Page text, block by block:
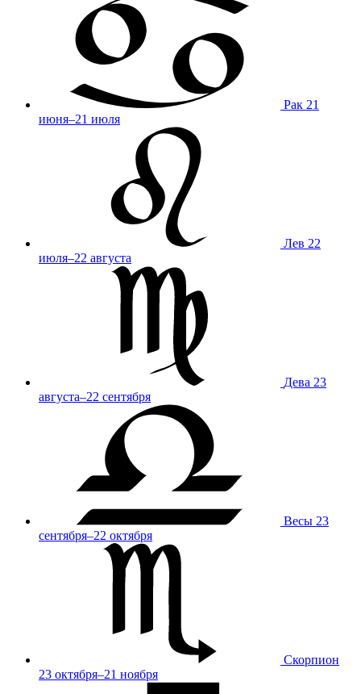
Рак 21
июня–21 июля
Лев 22
июля–22 августа
Дева 23
августа–22 сентября
Весы 23
сентября–22 октября
Скорпион
23 октября–21 ноября